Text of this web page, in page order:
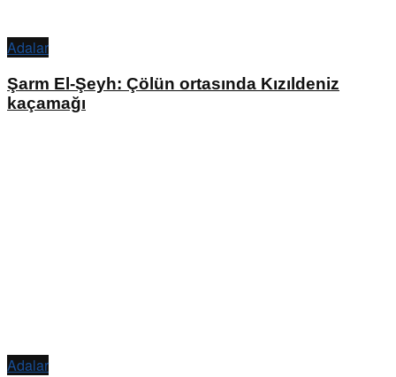
Adalar
Şarm El-Şeyh: Çölün ortasında Kızıldeniz
kaçamağı
Adalar